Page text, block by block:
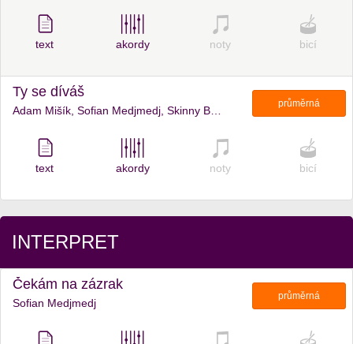
text akordy noty bicí
Ty se díváš
průměrná
text akordy noty bicí
INTERPRET
Čekám na zázrak
Sofian Medjmedj
průměrná